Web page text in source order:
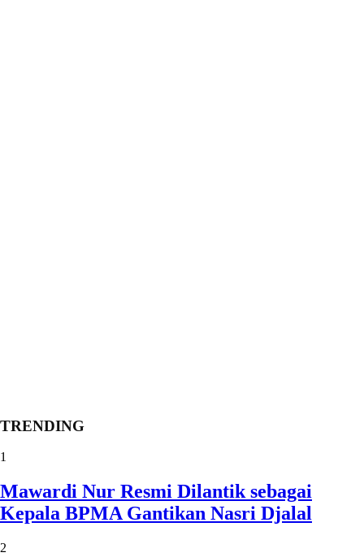
TRENDING
1
Mawardi Nur Resmi Dilantik sebagai
Kepala BPMA Gantikan Nasri Djalal
2